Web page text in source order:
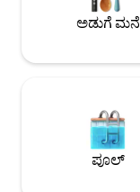
ಯಾವುದೇ ಸಮಯದಲ್ಲಿ
ಸಂಗ್ರಹಣೆಯನ್ನು ನೀಡುತ್ತೇವೆ. ಈ ಪ್ರಾಪರ್ಟಿ
ಸಹಾಯ ಮಾಡಲು
ಅಡುಗೆ ಮನೆ
ಪೂಲ್